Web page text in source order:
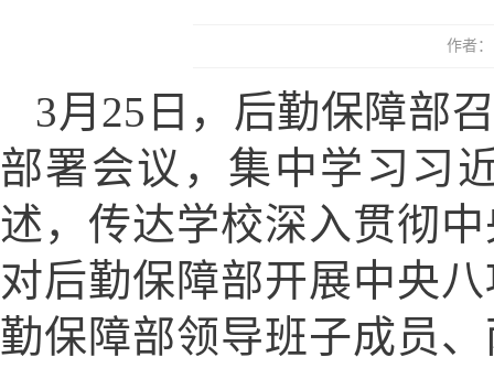
作者
3月25日，后勤保障部
部署会议，集中学习习
述，传达学校深入贯彻
对后勤保障部开展中央
勤保障部领导班子成员